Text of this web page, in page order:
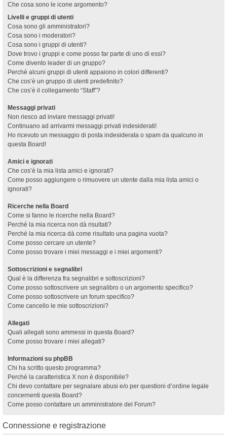
Che cosa sono le icone argomento?
Livelli e gruppi di utenti
Cosa sono gli amministratori?
Cosa sono i moderatori?
Cosa sono i gruppi di utenti?
Dove trovo i gruppi e come posso far parte di uno di essi?
Come divento leader di un gruppo?
Perché alcuni gruppi di utenti appaiono in colori differenti?
Che cos’è un gruppo di utenti predefinito?
Che cos’è il collegamento “Staff”?
Messaggi privati
Non riesco ad inviare messaggi privati!
Continuano ad arrivarmi messaggi privati indesiderati!
Ho ricevuto un messaggio di posta indesiderata o spam da qualcuno in
questa Board!
Amici e ignorati
Che cos’è la mia lista amici e ignorati?
Come posso aggiungere o rimuovere un utente dalla mia lista amici o
ignorati?
Ricerche nella Board
Come si fanno le ricerche nella Board?
Perché la mia ricerca non dà risultati?
Perché la mia ricerca dà come risultato una pagina vuota?
Come posso cercare un utente?
Come posso trovare i miei messaggi e i miei argomenti?
Sottoscrizioni e segnalibri
Qual è la differenza fra segnalibri e sottoscrizioni?
Come posso sottoscrivere un segnalibro o un argomento specifico?
Come posso sottoscrivere un forum specifico?
Come cancello le mie sottoscrizioni?
Allegati
Quali allegati sono ammessi in questa Board?
Come posso trovare i miei allegati?
Informazioni su phpBB
Chi ha scritto questo programma?
Perché la caratteristica X non è disponibile?
Chi devo contattare per segnalare abusi e/o per questioni d’ordine legale
concernenti questa Board?
Come posso contattare un amministratore del Forum?
Connessione e registrazione